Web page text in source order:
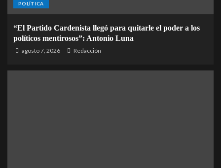
POLÍTICA
“El Partido Cardenista llegó para quitarle el poder a los
políticos mentirosos”: Antonio Luna
agosto 7, 2026 Redacción